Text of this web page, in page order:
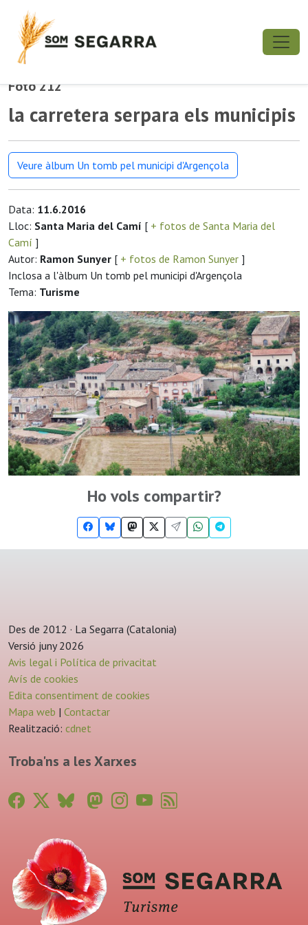
Foto 212
la carretera serpara els municipis
Veure àlbum Un tomb pel municipi d'Argençola
Data: 11.6.2016
Lloc: Santa Maria del Camí [ + fotos de Santa Maria del
Camí ]
Autor: Ramon Sunyer [ + fotos de Ramon Sunyer ]
Inclosa a l'àlbum Un tomb pel municipi d'Argençola
Tema: Turisme
Ho vols compartir?
Des de 2012 · La Segarra (Catalonia)
Versió juny 2026
Avis legal i Política de privacitat
Avís de cookies
Edita consentiment de cookies
Mapa web | Contactar
Realització: cdnet
Troba'ns a les Xarxes